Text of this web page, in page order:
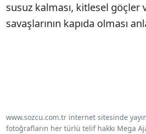
susuz kalması, kitlesel göçler
savaşlarının kapıda olması
www.sozcu.com.tr internet sitesinde
fotoğrafların her türlü telif hakkı Mega